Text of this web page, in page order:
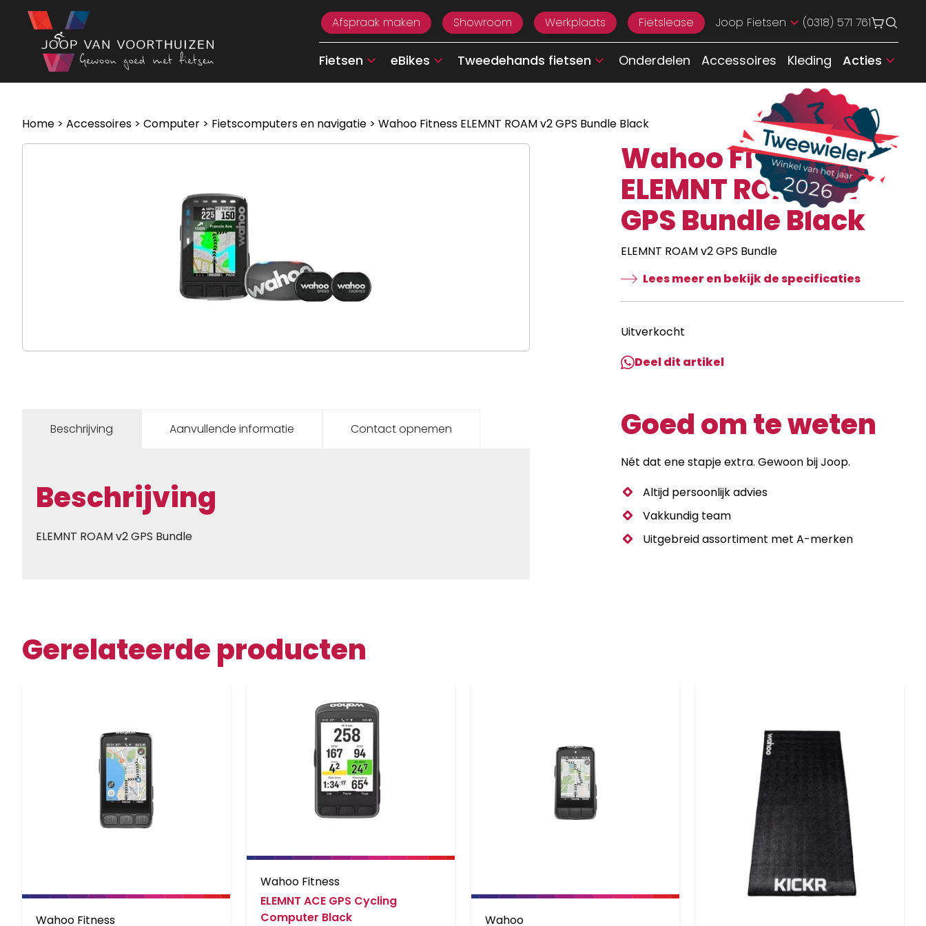
Ga naar de inhoud
Afspraak maken
Showroom Werkplaats Fietslease Joop Fietsen (0318) 571 761
Fietsen eBikes Tweedehands fietsen Onderdelen Accessoires Kleding Acties
Home > Accessoires > Computer > Fietscomputers en navigatie > Wahoo Fitness ELEMNT ROAM v2 GPS Bundle Black
Wahoo Fitness
ELEMNT ROAM v2
GPS Bundle Black
ELEMNT ROAM v2 GPS Bundle
Lees meer en bekijk de specificaties
Uitverkocht
Deel dit artikel
Beschrijving Aanvullende informatie Contact opnemen
Beschrijving
ELEMNT ROAM v2 GPS Bundle
Goed om te weten
Nét dat ene stapje extra. Gewoon bij Joop.
Altijd persoonlijk advies
Vakkundig team
Uitgebreid assortiment met A-merken
Gerelateerde producten
Wahoo Fitness
Wahoo Fitness
ELEMNT ACE GPS Cycling
Computer Black
Wahoo